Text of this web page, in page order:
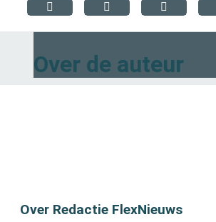
Over de auteur
Over Redactie FlexNieuws